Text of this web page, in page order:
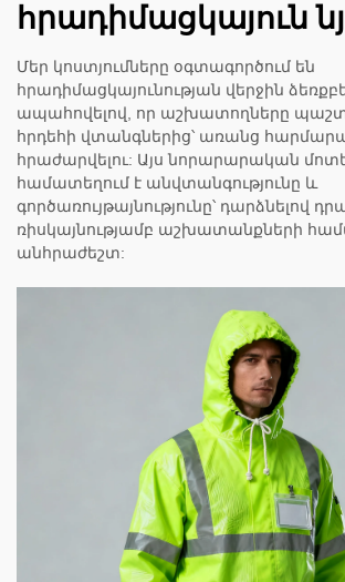
հրադիմացկայուն
Մեր կոստյումները օգտագործում են
հրադիմացկայունության վերջին
ապահովելով, որ աշխատողները
հրդեհի վտանգներից՝ առանց
հրաժարվելու: Այս նորարարական
համատեղում է անվտանգությունը և
գործառույթայնությունը՝ դարձնելով
ռիսկայնությամբ աշխատանքների
անհրաժեշտ: